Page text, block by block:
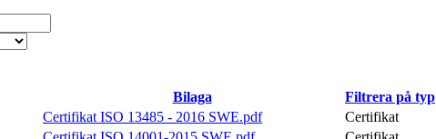
Bilaga
Filtrera på typ
Certifikat ISO 13485 - 2016 SWE.pdf
Certifikat